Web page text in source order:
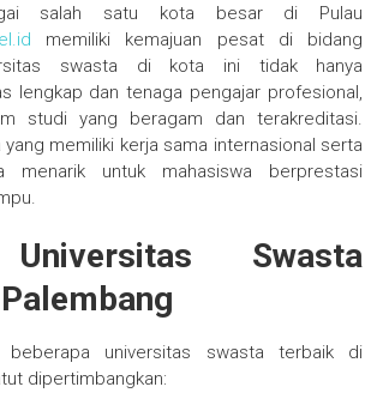
salah satu kota besar di Pulau
memiliki kemajuan pesat di bidang
swasta di kota ini tidak hanya
lengkap dan tenaga pengajar profesional,
studi yang beragam dan terakreditasi.
yang memiliki kerja sama internasional serta
menarik untuk mahasiswa berprestasi
Swasta
beberapa universitas swasta terbaik di
dipertimbangkan: